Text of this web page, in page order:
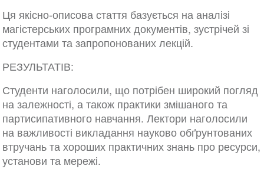
Ця якісно-описова стаття базується на аналізі
магістерських програмних документів, зустрічей зі
студентами та запропонованих лекцій.
РЕЗУЛЬТАТІВ:
Студенти наголосили, що потрібен широкий погляд
на залежності, а також практики змішаного та
партисипативного навчання. Лектори наголосили
на важливості викладання науково обґрунтованих
втручань та хороших практичних знань про ресурси,
установи та мережі.